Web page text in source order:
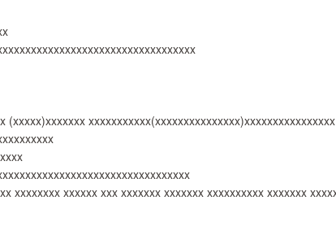
(xxxxx)xxxxxxx xxxxxxxxxxx(xxxxxxxxxxxxxxx)xxxxxxxxxxxxxxxx
xxxxxxxx xxxxxx xxx xxxxxxx xxxxxxx xxxxxxxxxx xxxxxxx